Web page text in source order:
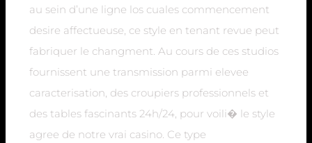
au sein d’une ligne los cuales commencement
desire affectueuse, ce style en tenant revue peut
fabriquer le changment. Au cours de ces studios
fournissent une transmission parmi elevee
caracterisation, des croupiers professionnels et
des tables fascinants 24h/24, pour voili� le style
agree de notre vrai casino. Ce type